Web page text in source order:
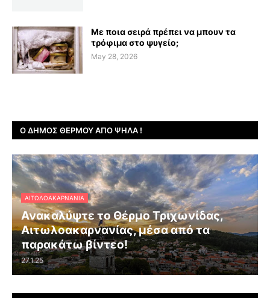
Με ποια σειρά πρέπει να μπουν τα
τρόφιμα στο ψυγείο;
May 28, 2026
Ο ΔΉΜΟΣ ΘΈΡΜΟΥ ΑΠΌ ΨΗΛΆ !
ΑΙΤΩΛΟΑΚΑΡΝΑΝΊΑ
Ανακαλύψτε το Θέρμο Τριχωνίδας,
Αιτωλοακαρνανίας, μέσα από τα
παρακάτω βίντεο!
27.1.25